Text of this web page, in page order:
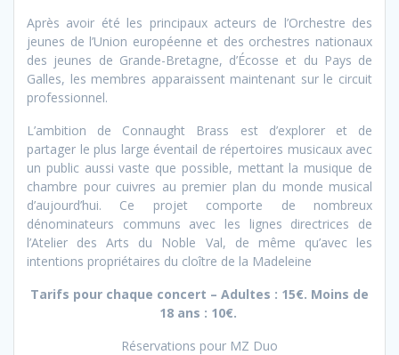
Après avoir été les principaux acteurs de l’Orchestre des
jeunes de l’Union européenne et des orchestres nationaux
des jeunes de Grande-Bretagne, d’Écosse et du Pays de
Galles, les membres apparaissent maintenant sur le circuit
professionnel.
L’ambition de Connaught Brass est d’explorer et de
partager le plus large éventail de répertoires musicaux avec
un public aussi vaste que possible, mettant la musique de
chambre pour cuivres au premier plan du monde musical
d’aujourd’hui. Ce projet comporte de nombreux
dénominateurs communs avec les lignes directrices de
l’Atelier des Arts du Noble Val, de même qu’avec les
intentions propriétaires du cloître de la Madeleine
Tarifs pour chaque concert – Adultes : 15€. Moins de
18 ans : 10€.
Réservations pour MZ Duo